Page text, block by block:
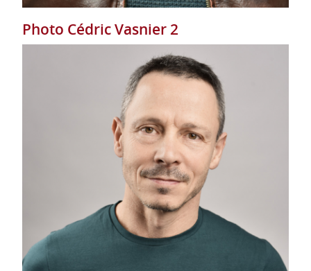
Photo Cédric Vasnier 2